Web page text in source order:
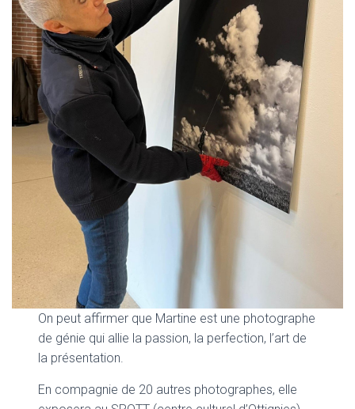
On peut affirmer que Martine est une photographe
de génie qui allie la passion, la perfection, l’art de
la présentation.
En compagnie de 20 autres photographes, elle